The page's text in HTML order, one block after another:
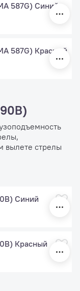
587G) Синий
587G) Красный
вылете стрелы
Синий
Красный